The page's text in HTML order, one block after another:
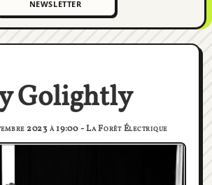
Golightly
2023 à 19:00 - La Forêt Électrique